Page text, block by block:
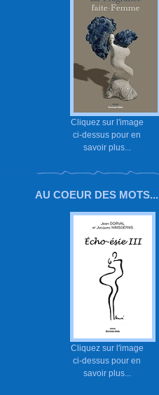
Cliquez sur l'image
ci-dessus pour en
savoir plus...
AU COEUR DES MOTS...
Cliquez sur l'image
ci-dessus pour en
savoir plus...